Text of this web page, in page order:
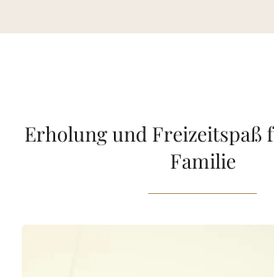
Erholung und Freizeitspaß
Familie